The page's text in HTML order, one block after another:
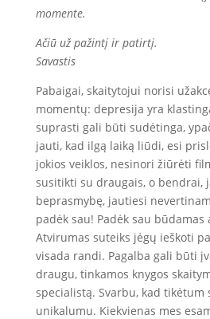
momente.
Ačiū už pažintį ir patirtį.
Savastis
Pabaigai, skaitytojui norisi
momentų: depresija yra
suprasti gali būti sudėtinga,
jauti, kad ilgą laiką liūdi, esi
jokios veiklos, nesinori žiūrėti
susitikti su draugais, o bendrai,
beprasmybę, jautiesi
padėk sau! Padėk sau būdamas
Atvirumas suteiks jėgų ieškoti
visada randi. Pagalba gali būti
draugu, tinkamos knygos
specialistą. Svarbu, kad tikėtum
unikalumu. Kiekvienas mes